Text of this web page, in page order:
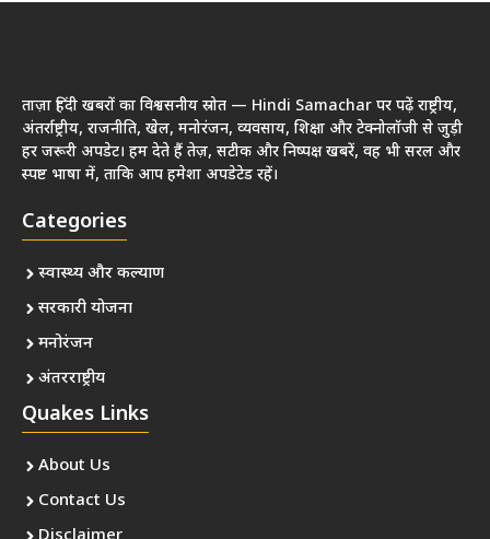
ताज़ा हिंदी खबरों का विश्वसनीय स्रोत — Hindi Samachar पर पढ़ें राष्ट्रीय,
अंतर्राष्ट्रीय, राजनीति, खेल, मनोरंजन, व्यवसाय, शिक्षा और टेक्नोलॉजी से जुड़ी
हर जरूरी अपडेट। हम देते हैं तेज़, सटीक और निष्पक्ष खबरें, वह भी सरल और
स्पष्ट भाषा में, ताकि आप हमेशा अपडेटेड रहें।
Categories
स्वास्थ्य और कल्याण
सरकारी योजना
मनोरंजन
अंतरराष्ट्रीय
Quakes Links
About Us
Contact Us